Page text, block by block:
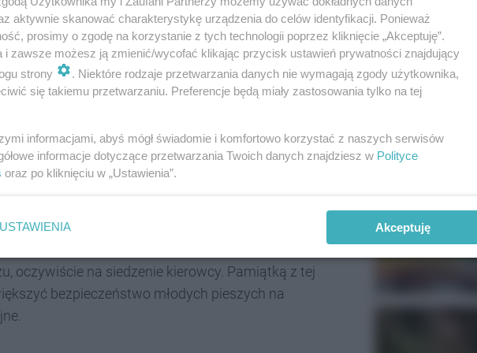
maluchy co nieco mają pewnie na sumieniu (jak
to ze sporą ilością dobrej zabawy. W ramach
SP nr 1 zapraszają do siebie mamy i tatów, by
stał się ojciec jednego z uczniów klasy 1as.
z nim przydreptał również lubiany przez
Pozwolili dzieciom zobaczyć i potrzymać strój
oczywiście na siedzenie kierowcy. Pamiątką z tej
bezpieczeństwo młodych pieszych na
Polecane
aktywnie skanować charakterystykę urządzenia do celów identyfikacji. Ponieważ
prosimy o zgodę na korzystanie z tych technologii poprzez kliknięcie „Akceptuję”.
i zawsze możesz ją zmienić/wycofać klikając przycisk ustawień prywatności znajdujący
strony
. Niektóre rodzaje przetwarzania danych nie wymagają zgody użytkownika,
się takiemu przetwarzaniu. Preferencje będą miały zastosowania tylko na tej
informacjami, abyś mógł świadomie i komfortowo korzystać z naszych serwisów
informacje dotyczące przetwarzania Twoich danych znajdziesz w Polityce
oraz po kliknięciu w „Ustawienia”.
USTAWIENIA Akceptuję